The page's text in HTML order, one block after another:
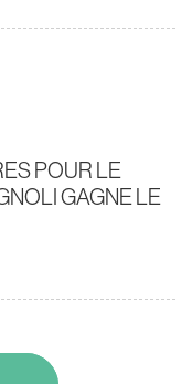
POUR LE
GAGNE LE